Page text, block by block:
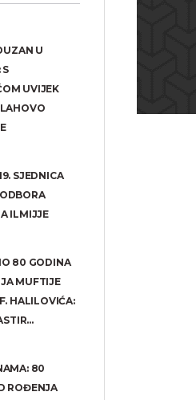
U
S
UVIJEK
SJEDNICA
ILMIJJE
80 GODINA
MUFTIJE
HALILOVIĆA:
80
ROĐENJA